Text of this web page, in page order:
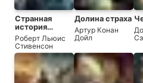
Странная
история
доктора
Джекила и
мистера Хайда
Роберт Льюис
Стивенсон
Долина страха
Артур Конан
Дойл